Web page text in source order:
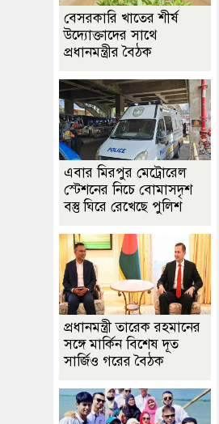
বেসরকারি খাতের শীর্ষ
উদ্যোক্তাদের সাথে
প্রধানমন্ত্রীর বৈঠক
এবার মিরপুর মেট্রোরেল
স্টেশনের নিচে বোমাসদৃশ
বস্তু ঘিরে রেখেছে পুলিশ
প্রধানমন্ত্রী তারেক রহমানের
সঙ্গে মার্কিন বিশেষ দূত
সার্জিও গরের বৈঠক